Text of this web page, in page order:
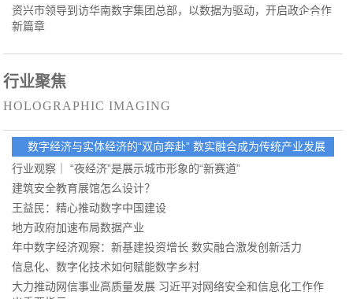
资兴市领导到访华南数字集团总部，以数据为驱动，开启政企合作
新篇章
行业聚焦
HOLOGRAPHIC IMAGING
数字经济与实体经济的“双向奔赴” 数实融合成为传统产业发展
的“必修课”
行业观察｜ “夜经济”是展示城市形象的“新赛道”
建筑安全教育展馆怎么设计？
王益民：精心推动数字中国建设
地方政府加速布局数据产业
年中数字经济观察：新基建投资增长 数实融合激发创新活力
信息化、数字化技术如何赋能数字乡村
大力推动网信事业高质量发展 习近平对网络安全和信息化工作作